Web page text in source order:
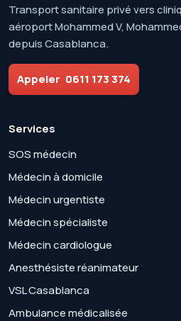
Transport sanitaire privé vers
aéroport Mohammed V,
depuis Casablanca.
Appeler 0611 173 374
Services
SOS médecin
Médecin à domicile
Médecin urgentiste
Médecin spécialiste
Médecin cardiologue
Anesthésiste réanimateur
VSL Casablanca
Ambulance médicalisée